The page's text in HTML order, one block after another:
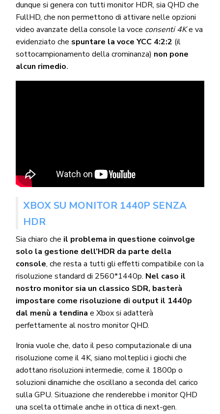
dunque si genera con tutti monitor HDR, sia QHD che
FullHD, che non permettono di attivare nelle opzioni
video avanzate della console la voce consenti 4Ke va
evidenziato che spuntare la voce YCC 4:2:2 (il
sottocampionamento della crominanza) non pone
alcun rimedio.
XBOX SU MONITOR 1440P SENZA
HDR
Sia chiaro che il problema in questione coinvolge
solo la gestione dell’HDR da parte della
console, che resta a tutti gli effetti compatibile con la
risoluzione standard di 2560*1440p. Nel caso il
nostro monitor sia un classico SDR, basterà
impostare come risoluzione di output il 1440p
dal menù a tendina e Xbox si adatterà
perfettamente al nostro monitor QHD.
Ironia vuole che, dato il peso computazionale di una
risoluzione come il 4K, siano molteplici i giochi che
adottano risoluzioni intermedie, come il 1800p o
soluzioni dinamiche che oscillano a seconda del carico
sulla GPU. Situazione che renderebbe i monitor QHD
una scelta ottimale anche in ottica di next-gen.